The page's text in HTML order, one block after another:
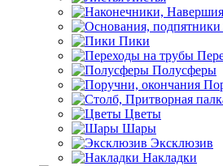
Пики
Полусферы
Цветы
Шары
Эксклюзив
Накладки